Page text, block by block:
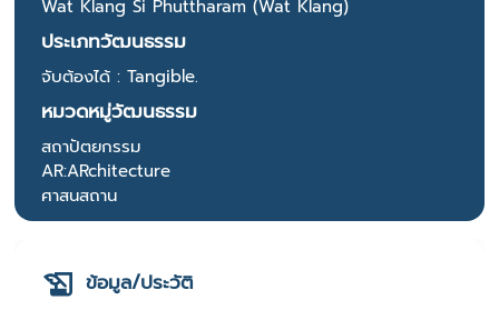
Wat Klang Si Phuttharam (Wat Klang)
ประเภทวัฒนธรรม
จับต้องได้ : Tangible.
หมวดหมู่วัฒนธรรม
สถาปัตยกรรม
AR:ARchitecture
ศาสนสถาน
ข้อมูล/ประวัติ